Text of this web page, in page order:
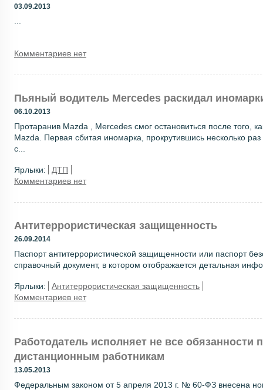
03.09.2013
Комментариев нет
Пьяный водитель Mercedes раскидал
06.10.2013
Протаранив Mazda , Mercedes смог остановиться после того,
Mazda. Первая сбитая иномарка, прокрутившись несколько раз
с...
Ярлыки:
ДТП
Комментариев нет
Антитеррористическая защищенность
26.09.2014
Паспорт антитеррористической защищенности или паспорт
справочный документ, в котором отображается детальная
Ярлыки:
Антитеррористическая защищенность
Комментариев нет
Работодатель исполняет не все обязанности
дистанционным работникам
13.05.2013
Федеральным законом от 5 апреля 2013 г. № 60-ФЗ внесена